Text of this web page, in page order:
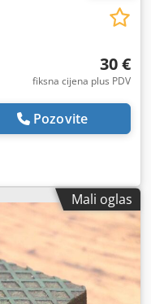
30 €
fiksna cijena plus PDV
Pozovite
Mali oglas